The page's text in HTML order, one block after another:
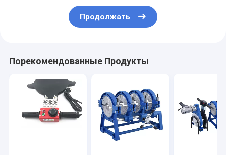
Продолжать
Порекомендованные Продукты